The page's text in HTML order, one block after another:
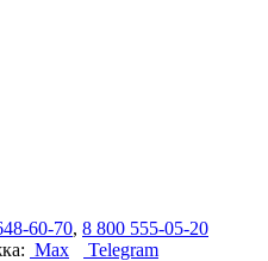
60-70, 8 800 555-05-20
Max
Telegram